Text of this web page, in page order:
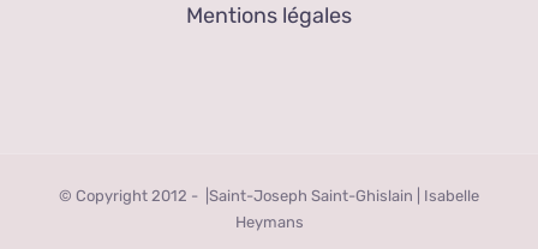
Mentions légales
© Copyright 2012 - |Saint-Joseph Saint-Ghislain | Isabelle
Heymans